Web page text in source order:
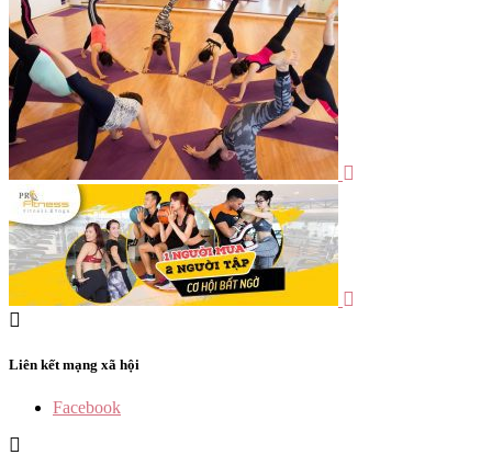
Liên kết mạng xã hội
Facebook